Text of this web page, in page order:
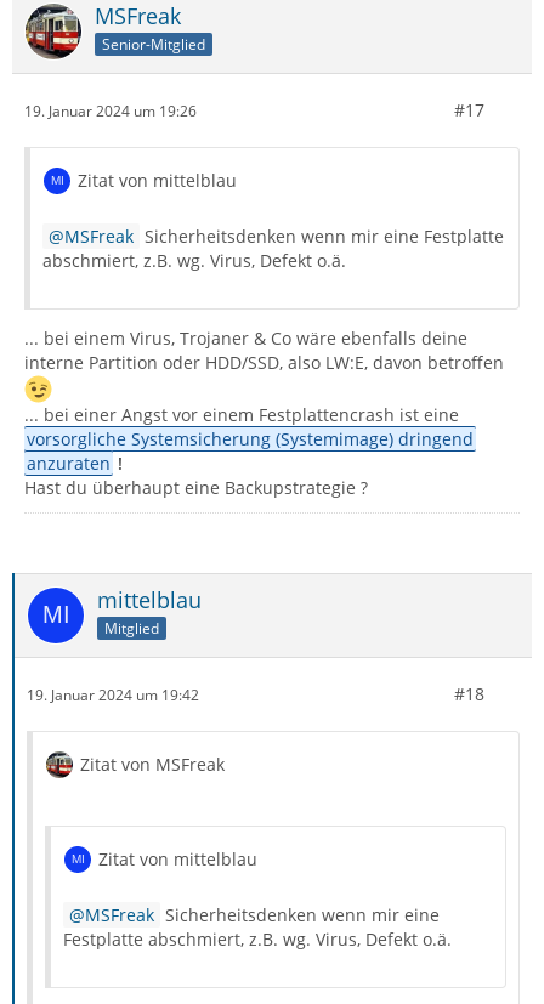
MSFreak
Senior-Mitglied
19. Januar 2024 um 19:26 #17
Zitat von mittelblau
MSFreak Sicherheitsdenken wenn mir eine Festplatte
abschmiert, z.B. wg. Virus, Defekt o.ä.
... bei einem Virus, Trojaner & Co wäre ebenfalls deine
interne Partition oder HDD/SSD, also LW:E, davon betroffen
... bei einer Angst vor einem Festplattencrash ist eine
vorsorgliche Systemsicherung (Systemimage) dringend
anzuraten !
Hast du überhaupt eine Backupstrategie ?
mittelblau
Mitglied
19. Januar 2024 um 19:42 #18
Zitat von MSFreak
Zitat von mittelblau
MSFreak Sicherheitsdenken wenn mir eine
Festplatte abschmiert, z.B. wg. Virus, Defekt o.ä.